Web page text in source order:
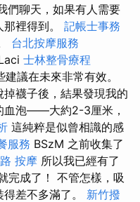
們聊天，如果有人需要
裡得到。 記帳士事務
台北按摩服務
士林整骨療程
議在未來非常有效。
襪子後，結果發現我的
血泡——大約2-3厘米，
這純粹是似曾相識的感
服務 BSzM 之前收集了
按摩 所以我已經有了
完成了！ 不管怎樣，吸
差不多滿了。 新竹撥